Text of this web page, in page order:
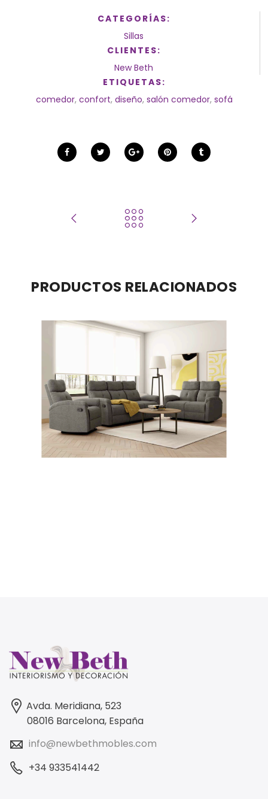
CATEGORÍAS:
Sillas
CLIENTES:
New Beth
ETIQUETAS:
comedor, confort, diseño, salón comedor, sofá
PRODUCTOS RELACIONADOS
Avda. Meridiana, 523
08016 Barcelona, España
info@newbethmobles.com
+34 933541442